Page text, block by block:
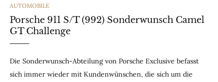
CATEGORIES
AUTOMOBILE
Porsche 911 S/T (992) Sonderwunsch Camel
GT Challenge
Die Sonderwunsch-Abteilung von Porsche Exclusive befasst
sich immer wieder mit Kundenwünschen, die sich um die